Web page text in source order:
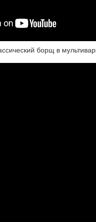
борщ в